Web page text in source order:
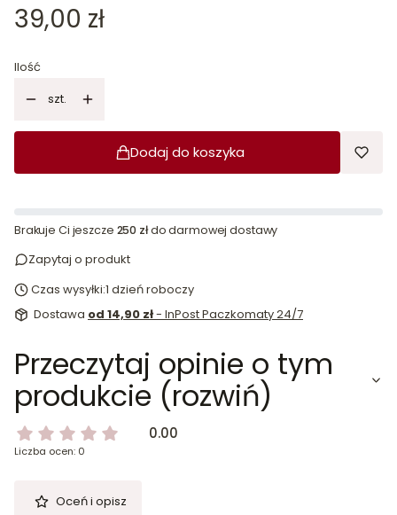
Cena
39,00 zł
Ilość
szt.
Dodaj do koszyka
Brakuje Ci jeszcze 250 złdo darmowej dostawy
Zapytaj o produkt
Czas wysyłki:1 dzień roboczy
Dostawa od 14,90 zł- InPost Paczkomaty 24/7
Przeczytaj opinie o tym
produkcie (rozwiń)
0.00
Liczba ocen: 0
Oceń i opisz